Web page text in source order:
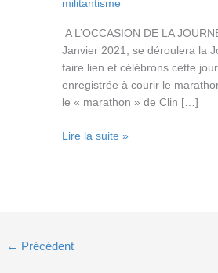
militantisme
A L’OCCASION DE LA
Janvier 2021, se déroulera la
faire lien et célébrons cette
enregistrée à courir le
le « marathon » de Clin […]
Un
Lire la suite »
← Précédent